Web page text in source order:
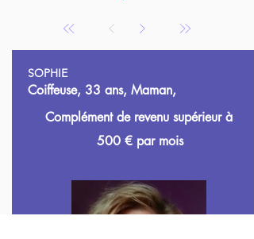
SOPHIE
Coiffeuse, 33 ans, Maman,
Complément de revenu supérieur à
500 € par mois